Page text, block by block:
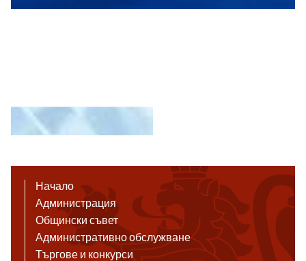
Начало
Администрация
Общински съвет
Административно обслужване
Търгове и конкурси